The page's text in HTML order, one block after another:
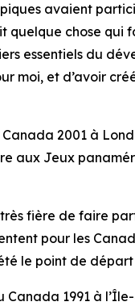
avaient
chose qui
essentiels du
moi, et d’avoir
2001 à
aux Jeux
fière de faire
pour les
le point de
1991 à